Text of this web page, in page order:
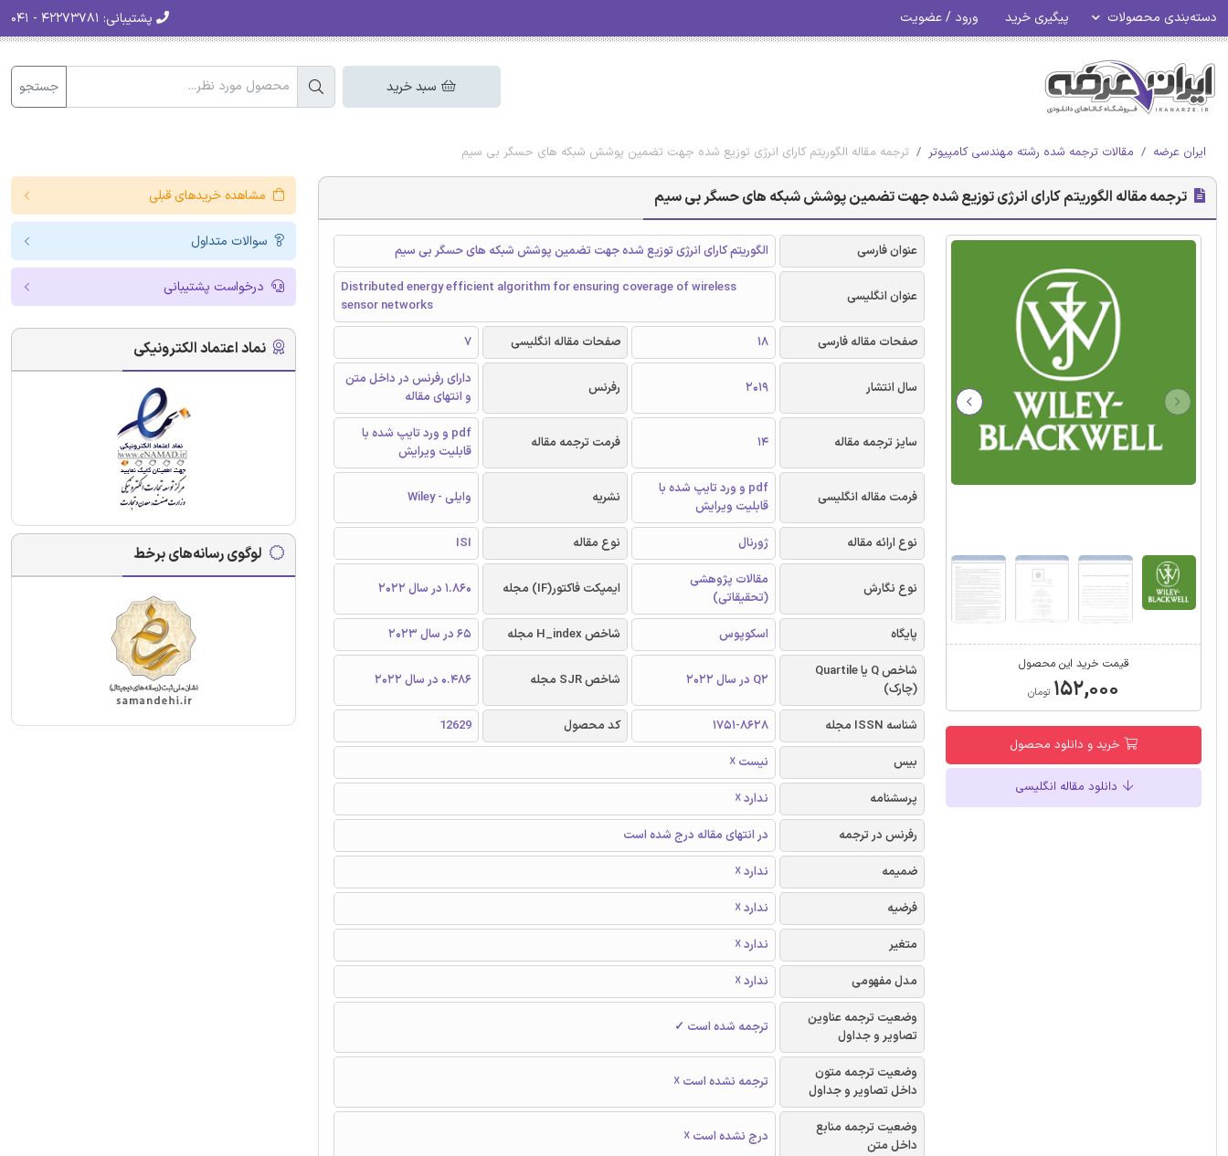
دسته‌بندی محصولات پیگیری خرید ورود / عضویت پشتیبانی:
سبد خرید جستجو
ایران عرضه مقالات ترجمه شده رشته مهندسی کامپیوتر ترجمه مقاله الگوریتم کارای انرژی توزیع شده جهت تضمین پوشش شبکه های حسگر بی سیم
ترجمه مقاله الگوریتم کارای انرژی توزیع شده جهت تضمین پوشش شبکه های حسگر بی سیم
قیمت خرید این محصول
۱۵۲,۰۰۰ تومان
خرید و دانلود محصول
دانلود مقاله انگلیسی
عنوان فارسی الگوریتم کارای انرژی توزیع شده جهت تضمین پوشش شبکه های حسگر بی سیم
عنوان انگلیسی
Distributed energy efficient algorithm for ensuring coverage of wireless
sensor networks
صفحات مقاله فارسی
18 صفحات مقاله انگلیسی 7
سال انتشار 2019 رفرنس
دارای رفرنس در داخل متن
و انتهای مقاله
سایز ترجمه مقاله 14 فرمت ترجمه مقاله
pdf و ورد تایپ شده با
قابلیت ویرایش
فرمت مقاله انگلیسی
pdf و ورد تایپ شده با
قابلیت ویرایش
نشریه وایلی - Wiley
نوع ارائه مقاله ژورنال نوع مقاله ISI
نوع نگارش
مقالات پژوهشی
(تحقیقاتی)
ایمپکت فاکتور(IF) مجله 1.860 در سال 2022
پایگاه اسکوپوس شاخص H_index مجله
65 در سال 2023
شاخص Q یا Quartile
(چارک)
Q2 در سال 2022 شاخص SJR مجله 0.486 در سال 2022
شناسه ISSN مجله 1751-8628 کد محصول
12629
بیس
نیست ☓
پرسشنامه
ندارد ☓
رفرنس در ترجمه
در انتهای مقاله درج شده است
ضمیمه
ندارد ☓
فرضیه
ندارد ☓
متغیر
ندارد ☓
مدل مفهومی
ندارد ☓
وضعیت ترجمه عناوین
تصاویر و جداول
ترجمه شده است ✓
وضعیت ترجمه متون
داخل تصاویر و جداول
ترجمه نشده است ☓
وضعیت ترجمه منابع
داخل متن
درج نشده است ☓
مشاهده خریدهای قبلی
سوالات متداول
درخواست پشتیبانی
نماد اعتماد الکترونیکی
لوگوی رسانه‌های برخط